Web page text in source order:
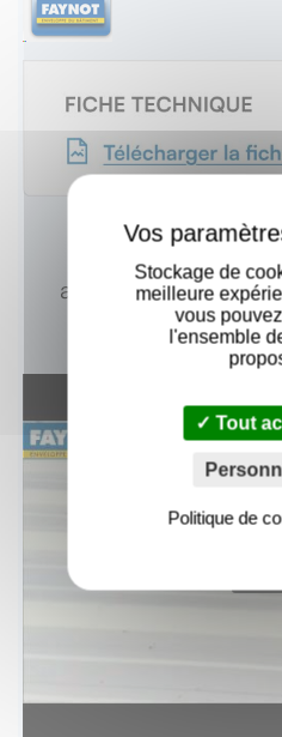
Vidéo de mise en
autoperçeuse P5
couverture bacs
Stockage de
meilleure
vous
l'ensemble
Tout
Politique de